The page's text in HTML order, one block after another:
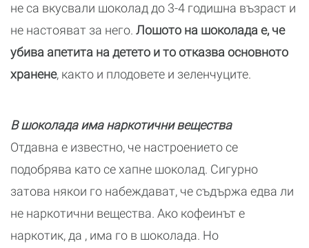
не са вкусвали шоколад до 3-4 годишна възраст и
не настояват за него. Лошото на шоколада е, че
убива апетита на детето и то отказва основното
хранене, както и плодовете и зеленчуците.
В шоколада има наркотични вещества
Отдавна е известно, че настроението се
подобрява като се хапне шоколад. Сигурно
затова някои го набеждават, че съдържа едва ли
не наркотични вещества. Ако кофеинът е
наркотик, да , има го в шоколада. Но